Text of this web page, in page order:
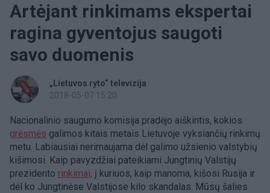
Artėjant rinkimams ekspertai
ragina gyventojus saugoti
savo duomenis
„Lietuvos ryto“ televizija
2018-05-07 15:20
Nacionalinio saugumo komisija pradėjo aiškintis, kokios
grėsmės galimos kitais metais Lietuvoje vyksiančių rinkimų
metu. Labiausiai nerimaujama dėl galimo užsienio valstybių
kišimosi. Kaip pavyzdžiai pateikiami Jungtinių Valstijų
prezidento rinkimai, į kuriuos, kaip manoma, kišosi Rusija ir
dėl ko Jungtinėse Valstijose kilo skandalas. Mūsų šalies